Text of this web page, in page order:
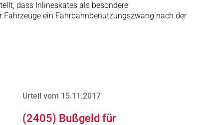
dass Inlineskates als besondere
ein Fahrbahnbenutzungszwang nach der
Urteil vom 15.11.2017
(2405) Bußgeld für